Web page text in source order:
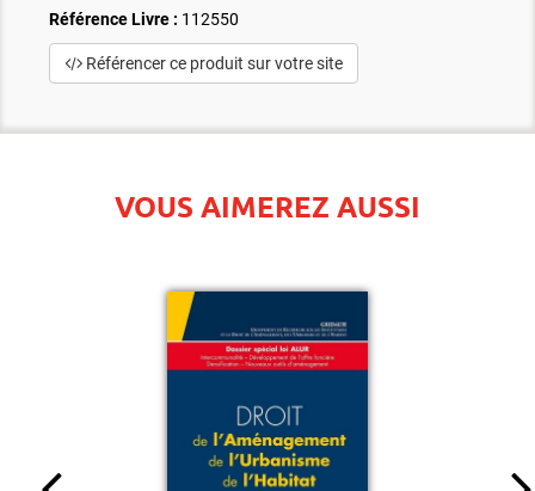
Référence Livre : 112550
Référencer ce produit sur votre site
VOUS AIMEREZ AUSSI